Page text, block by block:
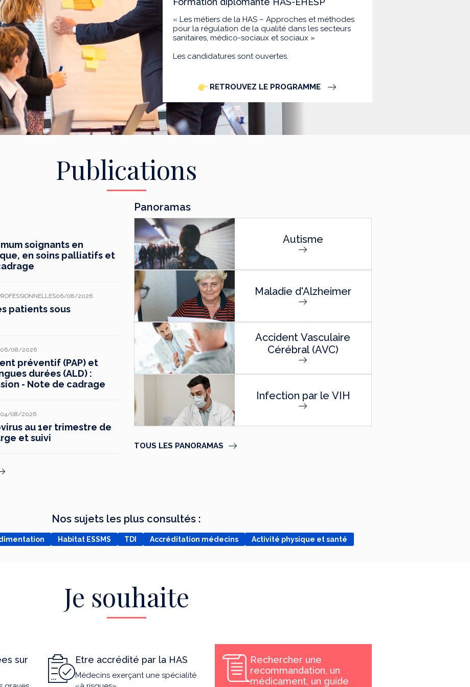
« Les métiers de la HAS – Approches et méthodes
pour la régulation de la qualité dans les secteurs
sanitaires, médico-sociaux et sociaux »
Les candidatures sont ouvertes.
RETROUVEZ LE PROGRAMME
Publications
soignants en
en soins palliatifs et
06/08/2026
patients sous
06/08/2026
préventif (PAP) et
durées (ALD) :
- Note de cadrage
04/08/2026
au 1er trimestre de
et suivi
Panoramas
Autisme
Maladie d'Alzheimer
Accident Vasculaire
Cérébral (AVC)
Infection par le VIH
TOUS LES PANORAMAS
Nos sujets les plus consultés :
Habitat ESSMS TDI Accréditation médecins Activité physique et santé
Je souhaite
sur
Etre accrédité par la HAS
Médecins exerçant une spécialité
Rechercher une
recommandation, un
médicament, un guide